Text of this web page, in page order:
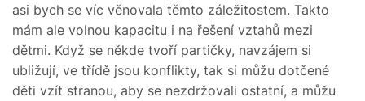
asi bych se víc věnovala těmto záležitostem. Takto
mám ale volnou kapacitu i na řešení vztahů mezi
dětmi. Když se někde tvoří partičky, navzájem si
ubližují, ve třídě jsou konflikty, tak si můžu dotčené
děti vzít stranou, aby se nezdržovali ostatní, a můžu